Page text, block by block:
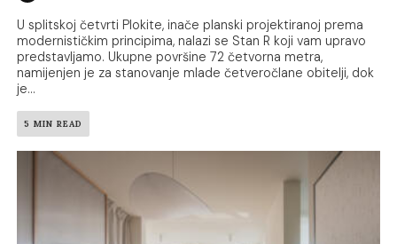
U splitskoj četvrti Plokite, inače planski projektiranoj prema
modernističkim principima, nalazi se Stan R koji vam upravo
predstavljamo. Ukupne površine 72 četvorna metra,
namijenjen je za stanovanje mlade četveročlane obitelji, dok
je...
5 MIN READ